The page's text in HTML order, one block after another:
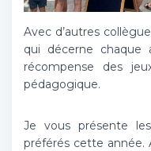
Avec d’autres
qui décerne chaque
récompense des
pédagogique.
Je vous présente
préférés cette année.